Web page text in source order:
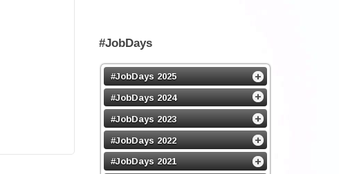
#JobDays
#JobDays 2025
#JobDays 2024
#JobDays 2023
#JobDays 2022
#JobDays 2021